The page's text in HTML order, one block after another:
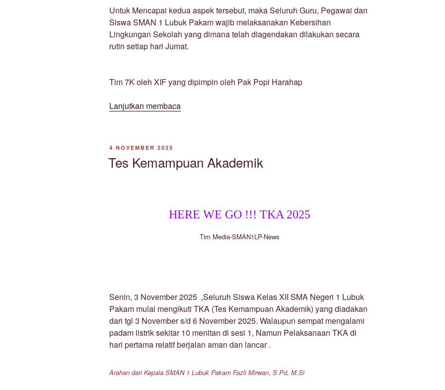
Untuk Mencapai kedua aspek tersebut, maka Seluruh Guru, Pegawai dan
Siswa SMAN 1 Lubuk Pakam wajib melaksanakan Kebersihan
Lingkungan Sekolah yang dimana telah diagendakan dilakukan secara
rutin setiap hari Jumat.
Tim 7K oleh XIF yang dipimpin oleh Pak Popi Harahap
Lanjutkan membaca“Jumat
DIPOSKAN
4 NOVEMBER 2025
Tes Kemampuan Akademik
HERE WE GO !!! TKA 2025
Tim Media-SMAN1LP-News
Senin, 3 November 2025 ,Seluruh Siswa Kelas XII SMA Negeri 1 Lubuk
Pakam mulai mengikuti TKA (Tes Kemampuan Akademik) yang diadakan
dari tgl 3 November s/d 6 November 2025. Walaupun sempat mengalami
padam listrik sekitar 10 menitan di sesi 1, Namun Pelaksanaan TKA di
hari pertama relatif berjalan aman dan lancar .
Arahan dari Kepala SMAN 1 Lubuk Pakam Fazli Mirwan, S.Pd, M.Si